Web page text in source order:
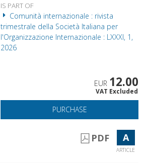
IS PART OF
Comunità internazionale : rivista
trimestrale della Società Italiana per
l'Organizzazione Internazionale : LXXXI, 1,
2026
EUR 12.00
VAT Excluded
PURCHASE
PDF A
ARTICLE